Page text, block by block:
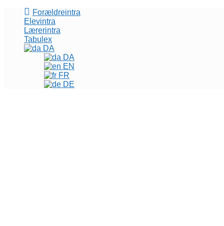
Forældreintra
Elevintra
Lærerintra
Tabulex
DA
DA
EN
FR
DE